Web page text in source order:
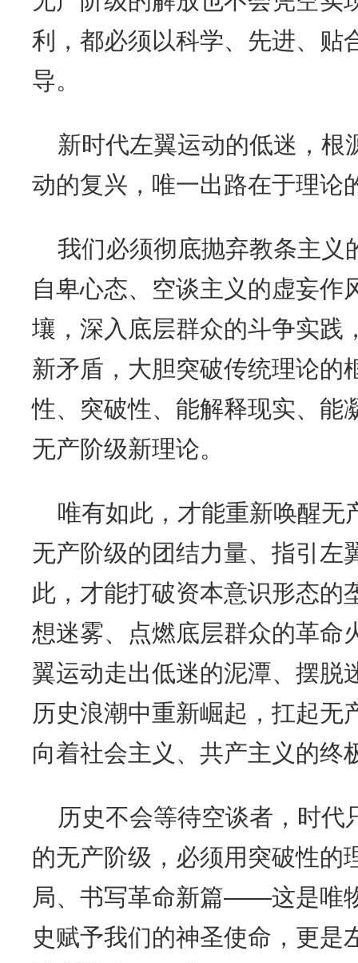
利，都必须以科学、先进、贴
导。
新时代左翼运动的低迷，根
动的复兴，唯一出路在于理论
我们必须彻底抛弃教条主义
自卑心态、空谈主义的虚妄作
壤，深入底层群众的斗争实践
新矛盾，大胆突破传统理论的
性、突破性、能解释现实、能
无产阶级新理论。
唯有如此，才能重新唤醒无
无产阶级的团结力量、指引左
此，才能打破资本意识形态的
想迷雾、点燃底层群众的革命
翼运动走出低迷的泥潭、摆脱
历史浪潮中重新崛起，扛起无
向着社会主义、共产主义的终
历史不会等待空谈者，时代
的无产阶级，必须用突破性的
局、书写革命新篇——这是唯
史赋予我们的神圣使命，更是